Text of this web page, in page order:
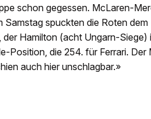
schon gegessen. McLaren-
Samstag spuckten die Roten
Hamilton (acht Ungarn-Siege)
Position, die 254. für Ferrari. Der
auch hier unschlagbar.»